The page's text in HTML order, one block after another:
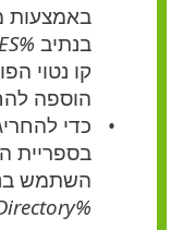
בנתיב %PROGRAMFILES%\*
קו נטוי
הוספה
כדי
בספריית
השתמש
%PROGRAMFILES%\